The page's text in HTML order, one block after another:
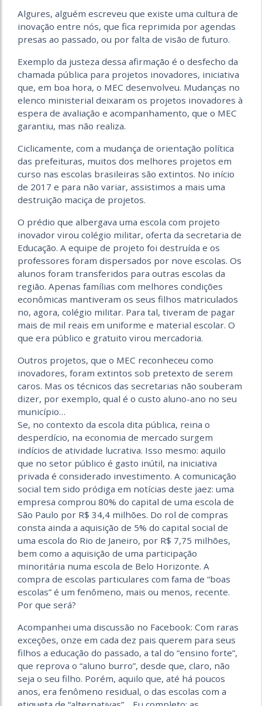
Algures, alguém escreveu que existe uma cultura de
inovação entre nós, que fica reprimida por agendas
presas ao passado, ou por falta de visão de futuro.
Exemplo da justeza dessa afirmação é o desfecho da
chamada pública para projetos inovadores, iniciativa
que, em boa hora, o MEC desenvolveu. Mudanças no
elenco ministerial deixaram os projetos inovadores à
espera de avaliação e acompanhamento, que o MEC
garantiu, mas não realiza.
Ciclicamente, com a mudança de orientação política
das prefeituras, muitos dos melhores projetos em
curso nas escolas brasileiras são extintos. No início
de 2017 e para não variar, assistimos a mais uma
destruição maciça de projetos.
O prédio que albergava uma escola com projeto
inovador virou colégio militar, oferta da secretaria de
Educação. A equipe de projeto foi destruída e os
professores foram dispersados por nove escolas. Os
alunos foram transferidos para outras escolas da
região. Apenas famílias com melhores condições
econômicas mantiveram os seus filhos matriculados
no, agora, colégio militar. Para tal, tiveram de pagar
mais de mil reais em uniforme e material escolar. O
que era público e gratuito virou mercadoria.
Outros projetos, que o MEC reconheceu como
inovadores, foram extintos sob pretexto de serem
caros. Mas os técnicos das secretarias não souberam
dizer, por exemplo, qual é o custo aluno-ano no seu
município…
Se, no contexto da escola dita pública, reina o
desperdício, na economia de mercado surgem
indícios de atividade lucrativa. Isso mesmo: aquilo
que no setor público é gasto inútil, na iniciativa
privada é considerado investimento. A comunicação
social tem sido pródiga em notícias deste jaez: uma
empresa comprou 80% do capital de uma escola de
São Paulo por R$ 34,4 milhões. Do rol de compras
consta ainda a aquisição de 5% do capital social de
uma escola do Rio de Janeiro, por R$ 7,75 milhões,
bem como a aquisição de uma participação
minoritária numa escola de Belo Horizonte. A
compra de escolas particulares com fama de “boas
escolas” é um fenômeno, mais ou menos, recente.
Por que será?
Acompanhei uma discussão no Facebook: Com raras
exceções, onze em cada dez pais querem para seus
filhos a educação do passado, a tal do “ensino forte”,
que reprova o “aluno burro”, desde que, claro, não
seja o seu filho. Porém, aquilo que, até há poucos
anos, era fenômeno resi­dual, o das escolas com a